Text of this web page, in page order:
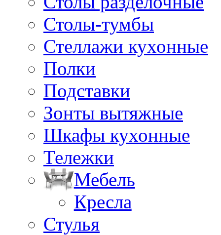
Столы-тумбы
Стеллажи кухонные
Полки
Подставки
Зонты вытяжные
Шкафы кухонные
Тележки
Мебель
Кресла
Стулья